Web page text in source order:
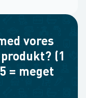
vores
(1
= meget